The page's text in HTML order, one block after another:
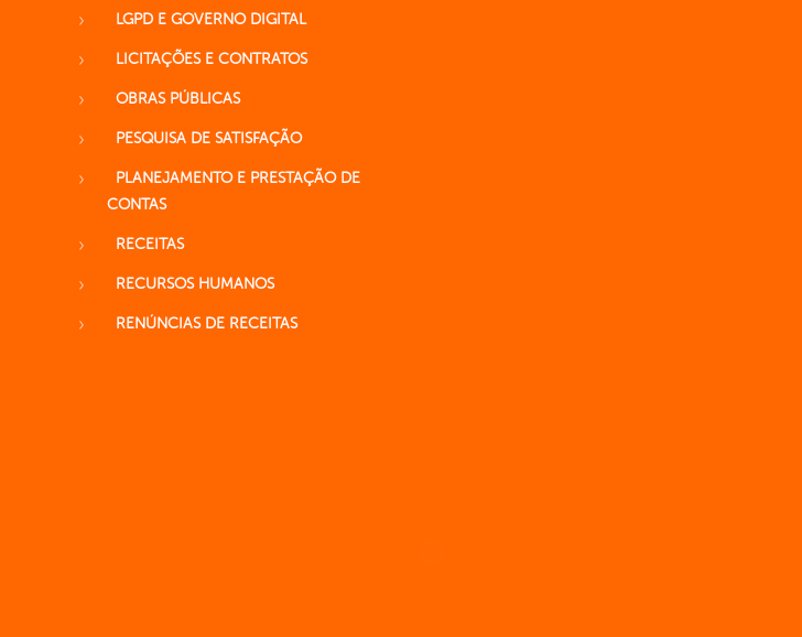
LGPD E GOVERNO DIGITAL
LICITAÇÕES E CONTRATOS
OBRAS PÚBLICAS
PESQUISA DE SATISFAÇÃO
PLANEJAMENTO E PRESTAÇÃO DE
CONTAS
RECEITAS
RECURSOS HUMANOS
RENÚNCIAS DE RECEITAS